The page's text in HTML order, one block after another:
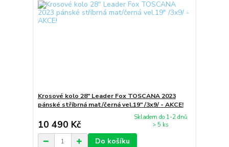
Krosové kolo 28" Leader Fox TOSCANA 2023
pánské stříbrná mat/černá vel.19" /3x9/ - AKCE!
10 490 Kč
Skladem do 1-2 dnů
> 5 ks
Do košíku